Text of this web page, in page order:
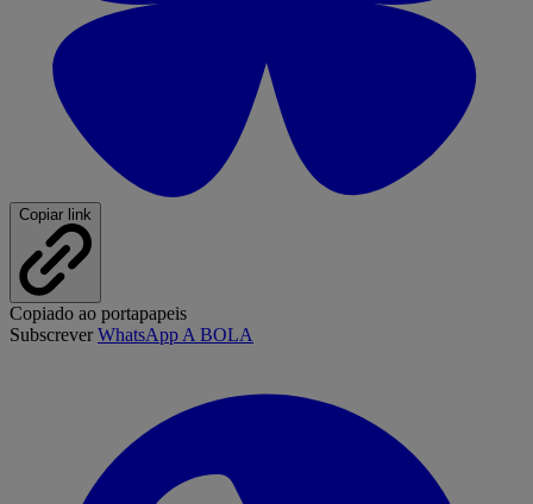
Copiar link
Copiado ao portapapeis
SubscreverWhatsApp A BOLA